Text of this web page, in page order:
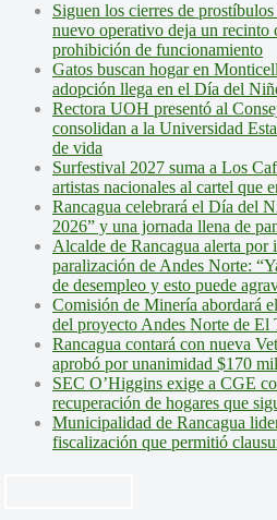
Siguen los cierres de
nuevo operativo deja un recinto
prohibición de funcionamiento
Gatos buscan hogar en
adopción llega en el Día del
Rectora UOH presentó al
consolidan a la Universidad
de vida
Surfestival 2027 suma a Los
artistas nacionales al cartel que
Rancagua celebrará el Día del
2026” y una jornada llena de
Alcalde de Rancagua alerta por
paralización de Andes Norte:
de desempleo y esto puede
Comisión de Minería abordará
del proyecto Andes Norte de El
Rancagua contará con nueva
aprobó por unanimidad $170
SEC O’Higgins exige a CGE
recuperación de hogares que
Municipalidad de Rancagua
fiscalización que permitió